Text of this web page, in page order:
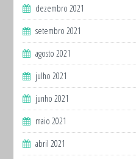
dezembro 2021
setembro 2021
agosto 2021
julho 2021
junho 2021
maio 2021
abril 2021